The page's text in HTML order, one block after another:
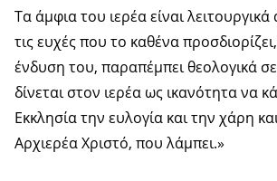
Τα άμφια του ιερέα είναι
τις ευχές που το καθένα
ένδυση του, παραπέμπει θεολογικά
δίνεται στον ιερέα ως ικανότητα να
Εκκλησία την ευλογία και την χάρη
Αρχιερέα Χριστό, που λάμπει.»